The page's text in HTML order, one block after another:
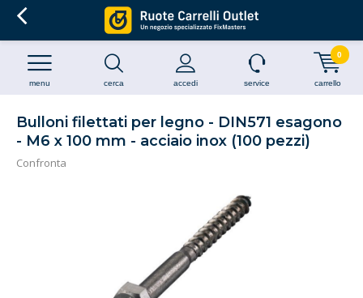
cerca accedi
menu service carrello
0
Bulloni filettati per legno - DIN571 esagono
- M6 x 100 mm - acciaio inox (100 pezzi)
Confronta